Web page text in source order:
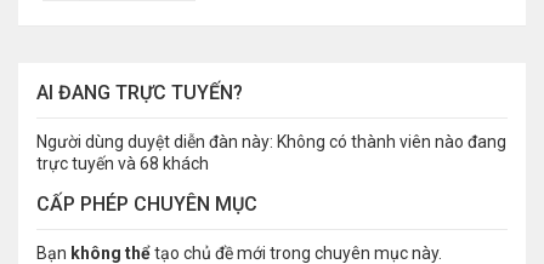
AI ĐANG TRỰC TUYẾN?
Người dùng duyệt diễn đàn này: Không có thành viên nào đang
trực tuyến và 68 khách
CẤP PHÉP CHUYÊN MỤC
Bạn không thểtạo chủ đề mới trong chuyên mục này.